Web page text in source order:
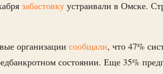
забастовку устраивали в Омске.
организации сообщали, что 47%
состоянии. Еще 35%